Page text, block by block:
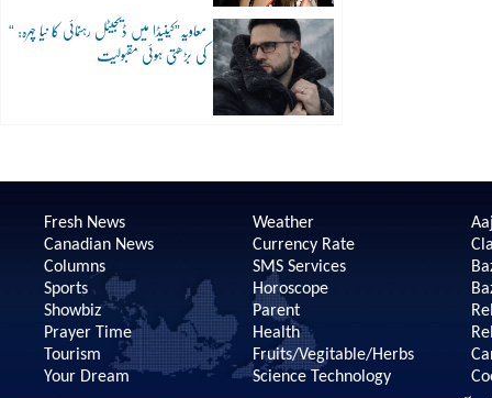
“معاویہ”کینیڈا میں ڈیجیٹل رہنمائی کا نیا چہرہ:
کی بڑھتی ہوئی مقبولیت
Fresh News
Canadian News
Columns
Sports
Showbiz
Prayer Time
Tourism
Your Dream
Weather
Currency Rate
SMS Services
Horoscope
Parent
Health
Fruits/Vegitable/Herbs
Science Technology